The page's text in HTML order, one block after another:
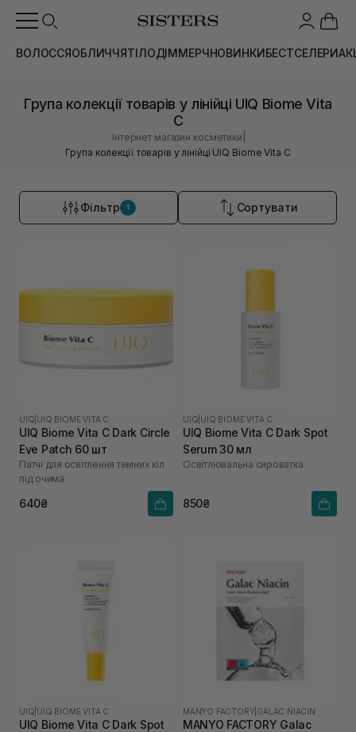
ВОЛОССЯОБЛИЧЧЯТІЛОДІММЕРЧНОВИНКИБЕСТСЕЛЕРИ
Група колекції товарів у лінійці UIQ Biome Vita
C
Інтернет магазин косметики
Група колекції товарів у лінійці UIQ Biome Vita C
Фільтр 1 Сортувати
UIQ UIQ BIOME VITA C
UIQ Biome Vita C Dark Circle
Eye Patch 60 шт
Патчі для освітлення темних кіл
під очима
640₴
UIQ UIQ BIOME VITA C
UIQ Biome Vita C Dark Spot
Serum 30 мл
Освітлювальна сироватка
850₴
UIQ UIQ BIOME VITA C
UIQ Biome Vita C Dark Spot
MANYO FACTORY GALAC NIACIN
MANYO FACTORY Galac